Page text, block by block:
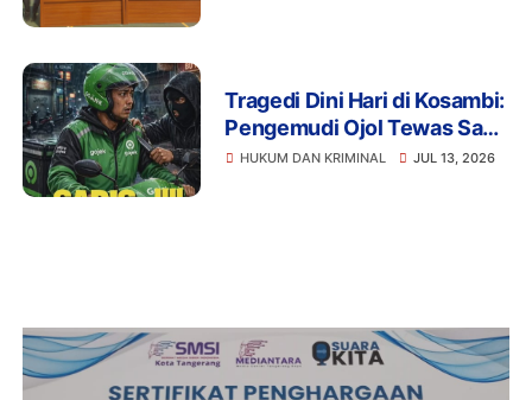
Tragedi Dini Hari di Kosambi:
Pengemudi Ojol Tewas Saat
Istirahat, Motor dan HP Raib
HUKUM DAN KRIMINAL JUL 13, 2026